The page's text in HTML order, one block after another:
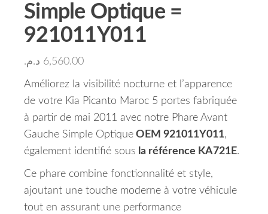
Simple Optique =
921011Y011
6,560.00 د.م.
Améliorez la visibilité nocturne et l’apparence
de votre Kia Picanto Maroc 5 portes fabriquée
à partir de mai 2011 avec notre Phare Avant
Gauche Simple Optique OEM 921011Y011,
également identifié sous la référence KA721E.
Ce phare combine fonctionnalité et style,
ajoutant une touche moderne à votre véhicule
tout en assurant une performance